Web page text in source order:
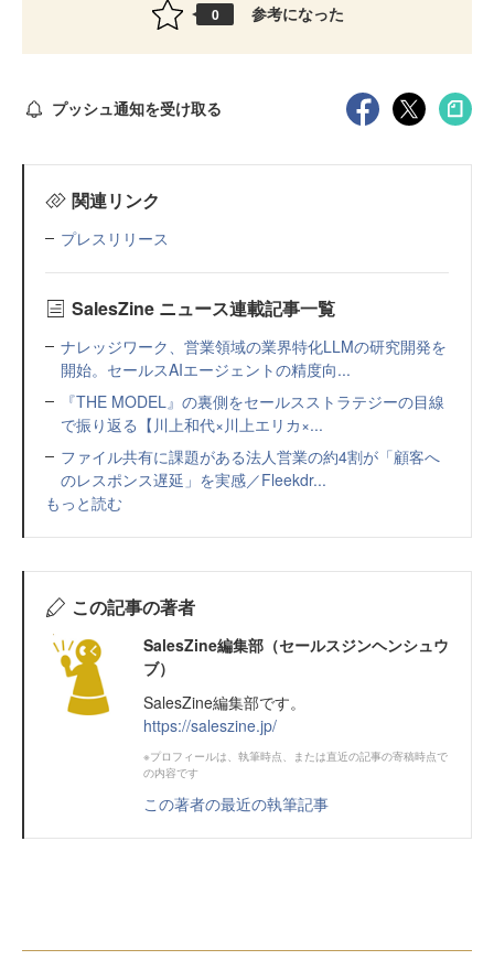
0 参考になった
プッシュ通知を受け取る
関連リンク
プレスリリース
SalesZine ニュース連載記事一覧
ナレッジワーク、営業領域の業界特化LLMの研究開発を
開始。セールスAIエージェントの精度向...
『THE MODEL』の裏側をセールスストラテジーの目線
で振り返る【川上和代×川上エリカ×...
ファイル共有に課題がある法人営業の約4割が「顧客へ
のレスポンス遅延」を実感／Fleekdr...
もっと読む
この記事の著者
SalesZine編集部（セールスジンヘンシュウ
ブ）
SalesZine編集部です。
https://saleszine.jp/
※プロフィールは、執筆時点、または直近の記事の寄稿時点で
の内容です
この著者の最近の執筆記事